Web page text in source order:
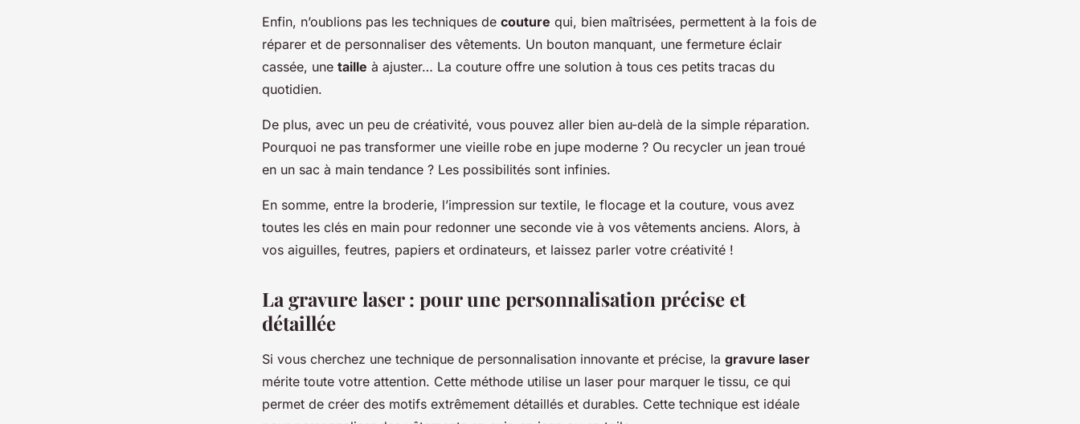
Enfin, n’oublions pas les techniques de couture qui, bien maîtrisées, permettent à la fois de
réparer et de personnaliser des vêtements. Un bouton manquant, une fermeture éclair
cassée, une taille à ajuster… La couture offre une solution à tous ces petits tracas du
quotidien.
De plus, avec un peu de créativité, vous pouvez aller bien au-delà de la simple réparation.
Pourquoi ne pas transformer une vieille robe en jupe moderne ? Ou recycler un jean troué
en un sac à main tendance ? Les possibilités sont infinies.
En somme, entre la broderie, l’impression sur textile, le flocage et la couture, vous avez
toutes les clés en main pour redonner une seconde vie à vos vêtements anciens. Alors, à
vos aiguilles, feutres, papiers et ordinateurs, et laissez parler votre créativité !
La gravure laser : pour une personnalisation précise et
détaillée
Si vous cherchez une technique de personnalisation innovante et précise, la gravure laser
mérite toute votre attention. Cette méthode utilise un laser pour marquer le tissu, ce qui
permet de créer des motifs extrêmement détaillés et durables. Cette technique est idéale